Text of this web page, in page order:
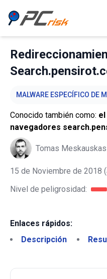
MALWARE ESPECÍFICO DE
Conocido también como:
navegadores
Tomas Meskauskas
15 de Noviembre de 2018
Nivel de peligrosidad:
Enlaces rápidos:
Descripción